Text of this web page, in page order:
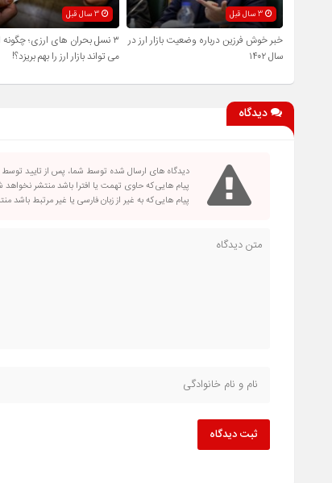
3 سال قبل
خبر خوش فرزین درباره وضعیت بازار ارز در
سال ۱۴۰۲
3 سال قبل
۳ نسل بحران‌ های ارزی؛ چگونه
می ‌تواند بازار ارز را بهم بریزد؟!
دیدگاه
دیدگاه های ارسال شده توسط شما، پس از تایید
پیام هایی که حاوی تهمت یا افترا باشد منتشر نخواهد
پیام هایی که به غیر از زبان فارسی یا غیر مرتبط باشد
ثبت دیدگاه